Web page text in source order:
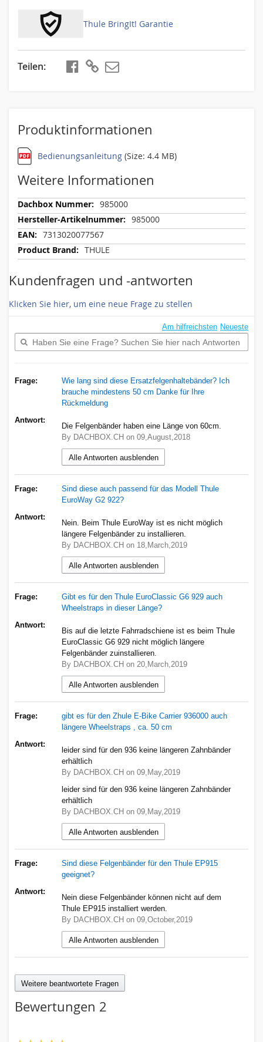
Thule BringIt! Garantie
Teilen
Produktinformationen
Bedienungsanleitung (Size: 4.4 MB)
Weitere Informationen
Weitere
Informationen
985000
985000
7313020077567
THULE
Kundenfragen und -antworten
Klicken Sie hier, um eine neue Frage zu stellen
Neueste
Am hilfreichsten
Frage:
Wie lang sind diese Ersatzfelgenhaltebänder? Ich
brauche mindestens 50 cm Danke für Ihre
Rückmeldung
Antwort:
Die Felgenbänder haben eine Länge von 60cm.
By DACHBOX.CH on 09,August,2018
Alle Antworten ausblenden
Frage:
Sind diese auch passend für das Modell Thule
EuroWay G2 922?
Antwort:
Nein. Beim Thule EuroWay ist es nicht möglich
längere Felgenbänder zu installieren.
By DACHBOX.CH on 18,March,2019
Alle Antworten ausblenden
Frage:
Gibt es für den Thule EuroClassic G6 929 auch
Wheelstraps in dieser Länge?
Antwort:
Bis auf die letzte Fahrradschiene ist es beim Thule
EuroClassic G6 929 nicht möglich längere
Felgenbänder zuinstallieren.
By DACHBOX.CH on 20,March,2019
Alle Antworten ausblenden
Frage:
gibt es für den Zhule E-Bike Carrier 936000 auch
längere Wheelstraps , ca. 50 cm
Antwort:
leider sind für den 936 keine längeren Zahnbänder
erhältlich
By DACHBOX.CH on 09,May,2019
leider sind für den 936 keine längeren Zahnbänder
erhältlich
By DACHBOX.CH on 09,May,2019
Alle Antworten ausblenden
Frage:
Sind diese Felgenbänder für den Thule EP915
geeignet?
Antwort:
Nein diese Felgenbänder können nicht auf dem
Thule EP915 installiert werden.
By DACHBOX.CH on 09,October,2019
Alle Antworten ausblenden
Weitere beantwortete Fragen
Bewertungen 2